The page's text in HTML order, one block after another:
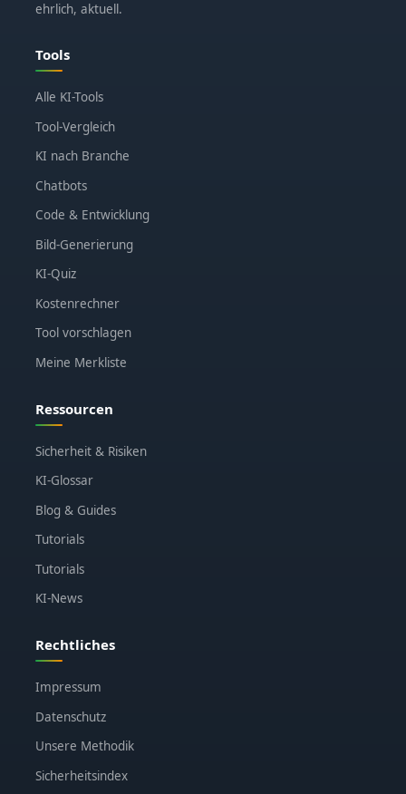
ehrlich, aktuell.
Tools
Alle KI-Tools
Tool-Vergleich
KI nach Branche
Chatbots
Code & Entwicklung
Bild-Generierung
KI-Quiz
Kostenrechner
Tool vorschlagen
Meine Merkliste
Ressourcen
Sicherheit & Risiken
KI-Glossar
Blog & Guides
Tutorials
Tutorials
KI-News
Rechtliches
Impressum
Datenschutz
Unsere Methodik
Sicherheitsindex